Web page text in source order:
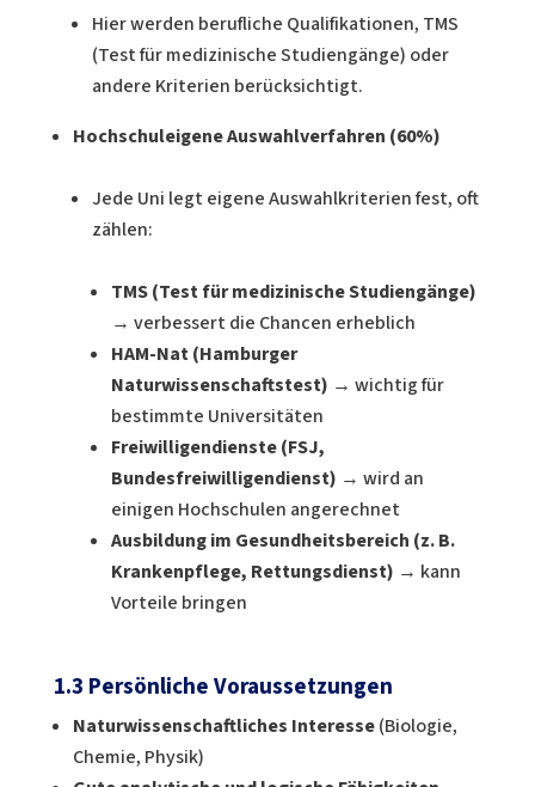
Hier werden berufliche Qualifikationen, TMS
(Test für medizinische Studiengänge) oder
andere Kriterien berücksichtigt.
Hochschuleigene Auswahlverfahren (60%)
Jede Uni legt eigene Auswahlkriterien fest, oft
zählen:
TMS (Test für medizinische Studiengänge)
→ verbessert die Chancen erheblich
HAM-Nat (Hamburger
Naturwissenschaftstest) → wichtig für
bestimmte Universitäten
Freiwilligendienste (FSJ,
Bundesfreiwilligendienst) → wird an
einigen Hochschulen angerechnet
Ausbildung im Gesundheitsbereich (z. B.
Krankenpflege, Rettungsdienst) → kann
Vorteile bringen
1.3 Persönliche Voraussetzungen
Naturwissenschaftliches Interesse(Biologie,
Chemie, Physik)